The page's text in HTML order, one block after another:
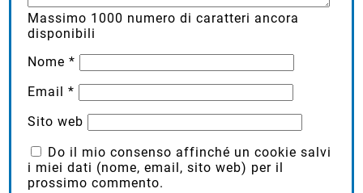
Massimo1000
Do il mio consenso affinché un cookie salvi
i miei dati (nome, email, sito web) per il